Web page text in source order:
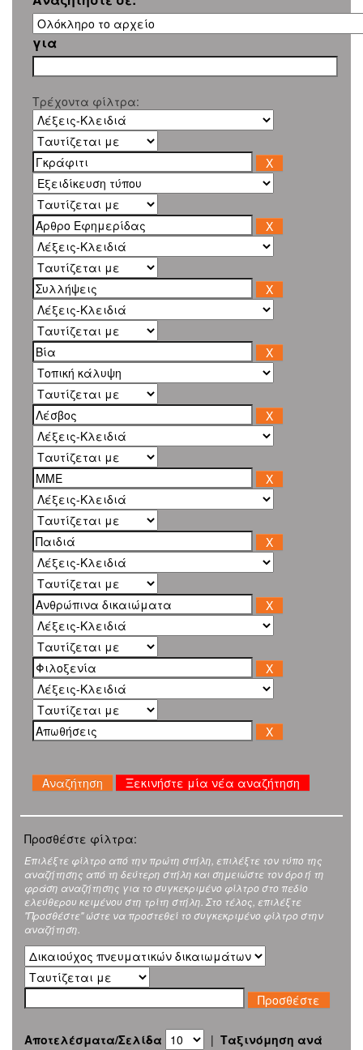
για
Τρέχοντα φίλτρα:
Ξεκινήστε μία νέα αναζήτηση
Προσθέστε φίλτρα:
Επιλέξτε φίλτρο από την πρώτη στήλη, επιλέξτε τον τύπο της
αναζήτησης από τη δεύτερη στήλη και σημειώστε τον όρο ή τη
φράση αναζήτησης για το συγκεκριμένο φίλτρο στο πεδίο
ελεύθερου κειμένου στη τρίτη στήλη. Στο τέλος, επιλέξτε
"Προσθέστε" ώστε να προστεθεί το συγκεκριμένο φίλτρο στην
αναζήτηση.
Αποτελέσματα/Σελίδα | Ταξινόμηση ανά